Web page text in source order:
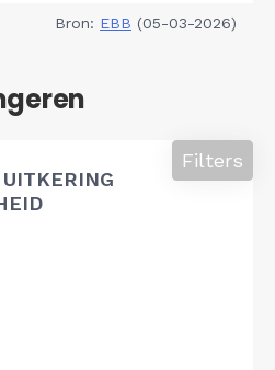
Bron: EBB (05-03-2026)
Filters